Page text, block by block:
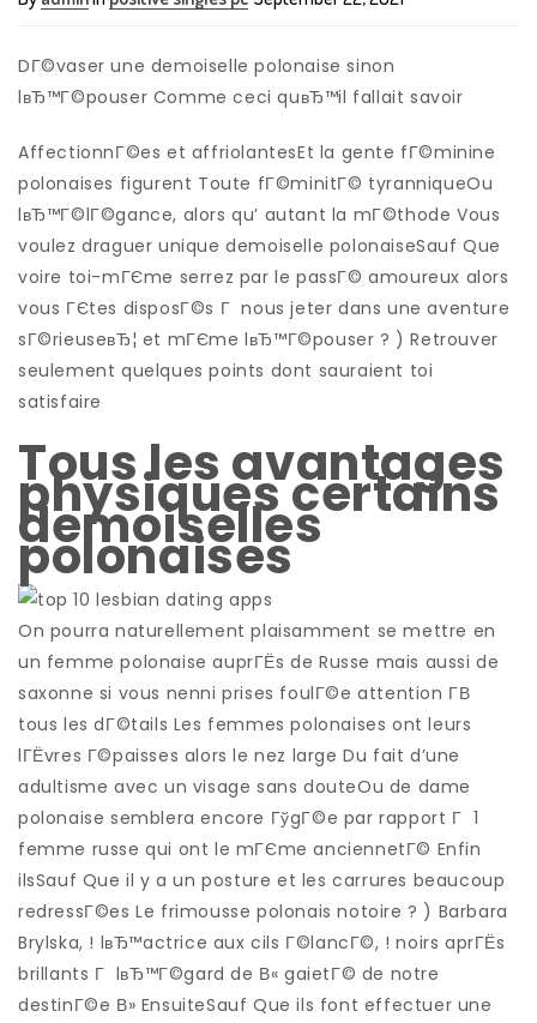
DГ©vaser une demoiselle polonaise sinon
lвЂ™Г©pouser Comme ceci quвЂ™il fallait savoir
AffectionnГ©es et affriolantesEt la gente fГ©minine
polonaises figurent Toute fГ©minitГ© tyranniqueOu
lвЂ™Г©lГ©gance, alors qu’ autant la mГ©thode Vous
voulez draguer unique demoiselle polonaiseSauf Que
voire toi-mГЄme serrez par le passГ© amoureux alors
vous ГЄtes disposГ©s Г nous jeter dans une aventure
sГ©rieuseвЂ¦ et mГЄme lвЂ™Г©pouser ? ) Retrouver
seulement quelques points dont sauraient toi
satisfaire
Tous les avantages
physiques certains
demoiselles
polonaises
On pourra naturellement plaisamment se mettre en
un femme polonaise auprГЁs de Russe mais aussi de
saxonne si vous nenni prises foulГ©e attention Г­В
tous les dГ©tails Les femmes polonaises ont leurs
lГЁvres Г©paisses alors le nez large Du fait d’une
adultisme avec un visage sans douteOu de dame
polonaise semblera encore ГўgГ©e par rapport Г 1
femme russe qui ont le mГЄme anciennetГ© Enfin
ilsSauf Que il y a un posture et les carrures beaucoup
redressГ©es Le frimousse polonais notoire ? ) Barbara
Brylska, ! lвЂ™actrice aux cils Г©lancГ©, ! noirs aprГЁs
brillants Г lвЂ™Г©gard de В« gaietГ© de notre
destinГ©e В» EnsuiteSauf Que ils font effectuer une